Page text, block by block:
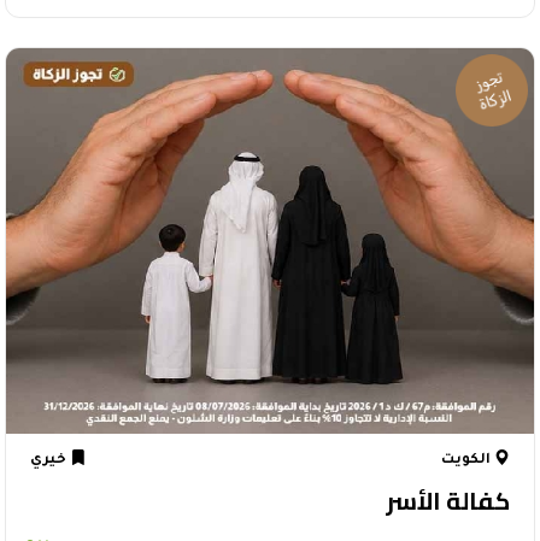
الكويت خيري
كفالة الأسر